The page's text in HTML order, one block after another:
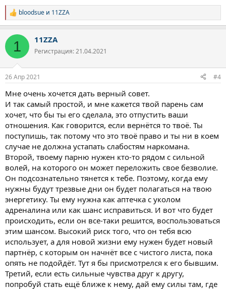
Р
е
к
и
bloodsue и 11ZZA
1 11ZZA
Регистрация: 21.04.2021
26 Апр 2021 #4
Мне очень хочется дать верный совет.
И так самый простой, и мне кажется твой парень сам
хочет, что бы ты его сделала, это отпустить ваши
отношения. Как говорится, если вернётся то твоё. Ты
поступишь, так потому что это твоё право и ты ни в коем
случае не должна устапать слабостям наркомана.
Второй, твоему парню нужен кто-то рядом с сильной
волей, на которого он может переложить свое безволие.
Он подсознательно тянется к тебе. Поэтому, когда ему
нужны будут трезвые дни он будет полагаться на твою
энергетику. Ты ему нужна как аптечка с уколом
адреналина или как шанс исправиться. И вот что будет
происходить, если он все-таки решится, воспользоваться
этим шансом. Высокий риск того, что он тебя всю
использует, а для новой жизни ему нужен будет новый
партнёр, с которым он начнёт все с чистого листа, пока
опять не подойдёт. Тут я бы присмотрелся к его бывшим.
Третий, если есть сильные чувства друг к другу,
попробуй стать ещё ближе к нему, дай ему силы там, где